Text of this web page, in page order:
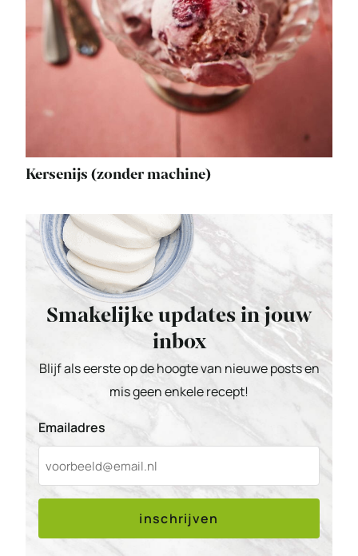
Kersenijs (zonder machine)
Smakelijke updates in jouw
inbox
Blijf als eerste op de hoogte van nieuwe posts en
mis geen enkele recept!
Emailadres
inschrijven